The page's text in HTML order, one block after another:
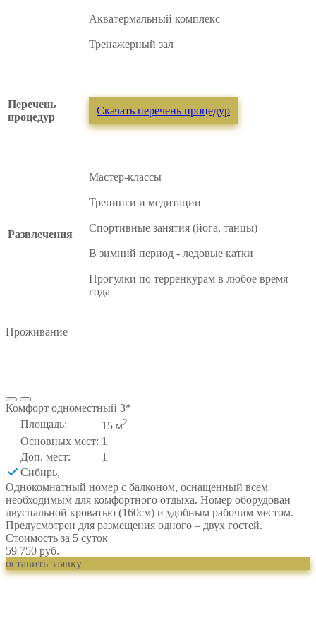
Акватермальный комплекс
Тренажерный зал
Перечень
процедур
Скачать перечень процедур
Развлечения
Мастер-классы
Тренинги и медитации
Спортивные занятия (йога, танцы)
В зимний период - ледовые катки
Прогулки по терренкурам в любое время
года
Проживание
Комфорт одноместный 3*
Площадь:
15 м2
Основных мест: 1
Доп. мест:
1
Сибирь,
Однокомнатный номер с балконом, оснащенный всем
необходимым для комфортного отдыха. Номер оборудован
двуспальной кроватью (160см) и удобным рабочим местом.
Предусмотрен для размещения одного – двух гостей.
Стоимость за 5 суток
59 750 руб.
оставить заявку